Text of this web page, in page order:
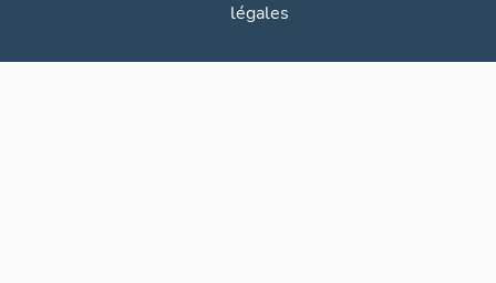
légales